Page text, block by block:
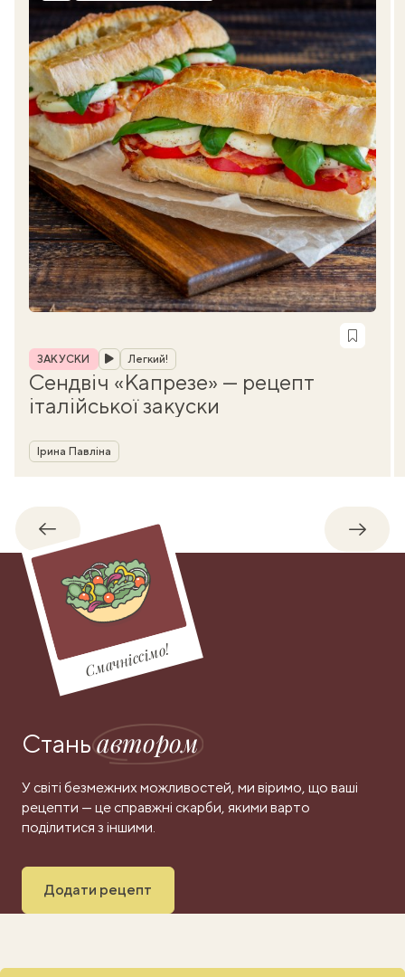
Рубрика
ЗАКУСКИ Легкий!
Сендвіч «Капрезе» — рецепт
італійської закуски
Автор
Ірина Павліна
Назад
Смачніссімо!
Станьавтором
У світі безмежних можливостей, ми віримо, що ваші
рецепти — це справжні скарби, якими варто
поділитися з іншими.
Додати рецепт